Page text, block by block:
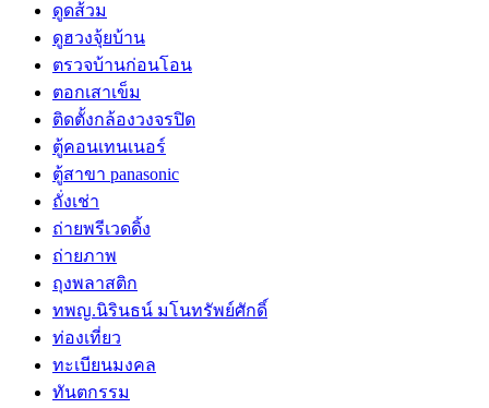
ดูดส้วม
ดูฮวงจุ้ยบ้าน
ตรวจบ้านก่อนโอน
ตอกเสาเข็ม
ติดตั้งกล้องวงจรปิด
ตู้คอนเทนเนอร์
ตู้สาขา panasonic
ถั่งเช่า
ถ่ายพรีเวดดิ้ง
ถ่ายภาพ
ถุงพลาสติก
ทพญ.นิรินธน์ มโนทรัพย์ศักดิ์
ท่องเที่ยว
ทะเบียนมงคล
ทันตกรรม